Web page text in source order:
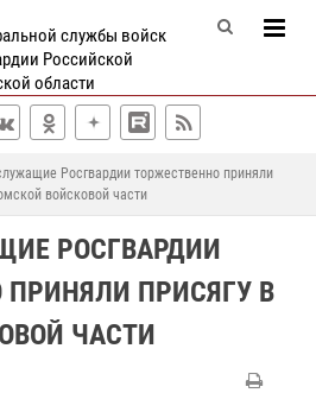
службы войск
Российской
области
Росгвардии торжественно приняли
войсковой части
РОСГВАРДИИ
ПРИСЯГУ В
ЧАСТИ